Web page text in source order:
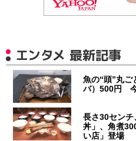
エンタメ 最新記事
魚の“頭”丸ご
バ）500円
長さ30セン
丼」、角煮
い店」登場